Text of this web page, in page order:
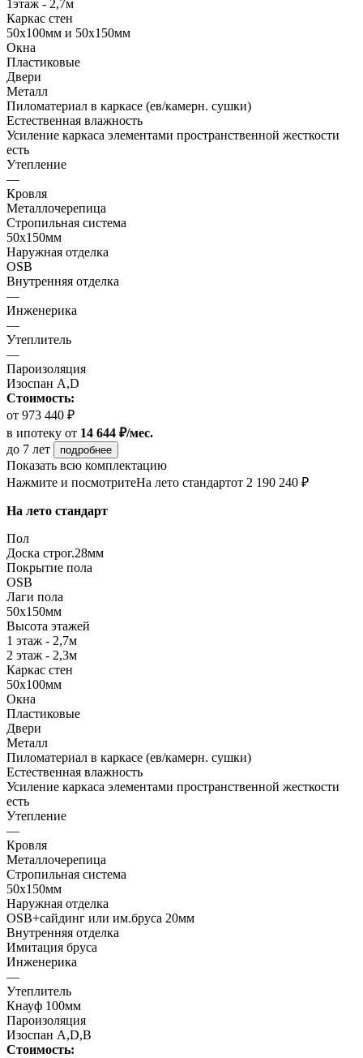
1этаж - 2,7м
Каркас стен
50х100мм и 50х150мм
Окна
Пластиковые
Двери
Металл
Пиломатериал в каркасе (ев/камерн. сушки)
Естественная влажность
Усиление каркаса элементами пространственной жесткости
есть
Утепление
—
Кровля
Металлочерепица
Стропильная система
50х150мм
Наружная отделка
OSB
Внутренняя отделка
—
Инженерика
—
Утеплитель
—
Пароизоляция
Изоспан A,D
Стоимость:
от 973 440 ₽
в ипотеку от 14 644 ₽/мес.
до 7 лет
подробнее
Показать всю комплектацию
Нажмите и посмотритеНа лето стандартот 2 190 240 ₽
На лето стандарт
Пол
Доска строг.28мм
Покрытие пола
OSB
Лаги пола
50х150мм
Высота этажей
1 этаж - 2,7м
2 этаж - 2,3м
Каркас стен
50х100мм
Окна
Пластиковые
Двери
Металл
Пиломатериал в каркасе (ев/камерн. сушки)
Естественная влажность
Усиление каркаса элементами пространственной жесткости
есть
Утепление
—
Кровля
Металлочерепица
Стропильная система
50х150мм
Наружная отделка
OSB+сайдинг или им.бруса 20мм
Внутренняя отделка
Имитация бруса
Инженерика
—
Утеплитель
Кнауф 100мм
Пароизоляция
Изоспан А,D,B
Стоимость: